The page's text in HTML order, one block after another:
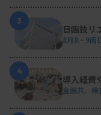
3
日臨技リ
8月8・9両
4
導入経費
全医共、検